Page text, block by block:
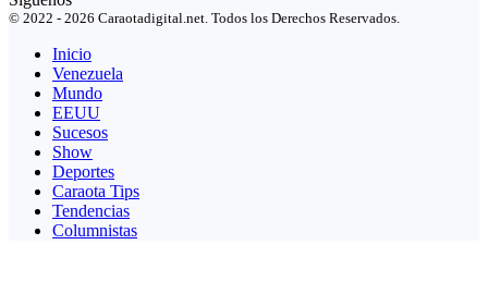
© 2022 - 2026 Caraotadigital.net. Todos los Derechos Reservados.
Inicio
Venezuela
Mundo
EEUU
Sucesos
Show
Deportes
Caraota Tips
Tendencias
Columnistas